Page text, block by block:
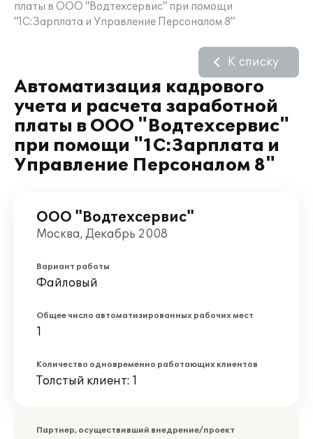
платы в ООО "Водтехсервис" при помощи
"1С:Зарплата и Управление Персоналом 8"
Автоматизация кадрового
учета и расчета заработной
платы в ООО "Водтехсервис"
при помощи "1С:Зарплата и
Управление Персоналом 8"
К списку
ООО "Водтехсервис"
Москва, Декабрь 2008
Вариант работы
Файловый
Общее число автоматизированных рабочих мест
1
Количество одновременно работающих клиентов
Толстый клиент: 1
Партнер, осуществивший внедрение/проект